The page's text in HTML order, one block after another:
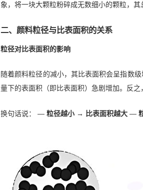
象，将一块大颗粒粉碎成无数细小的颗粒，
二、颜料粒径与比表面积的关系
粒径对比表面积的影响
随着颜料粒径的减小，其比表面积会呈指数
量下的表面积（即比表面积）急剧增加。反
换句话说： — 粒径越小 → 比表面积越大 —